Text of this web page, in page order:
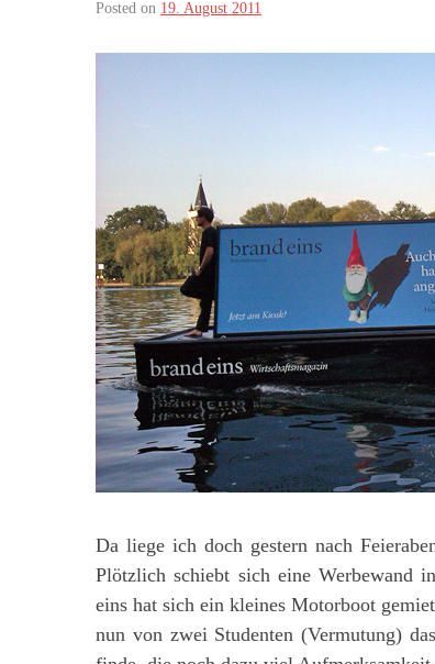
Posted on 19. August 2011
Da liege ich doch gestern nach
Plötzlich schiebt sich eine Werbewand
eins hat sich ein kleines Motorboot
nun von zwei Studenten (Vermutung)